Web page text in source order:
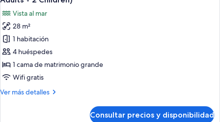
Adults
+
1
Child)
grande,
vistas
al
mar
(2
+
fotos
de
Suite
junior,
1
cama
matrimonio
Vista al mar
28 m²
1 habitación
4 huéspedes
1 cama de matrimonio grande
Wifi gratis
Ver más detalles
Más
Consultar precios y disponibilidad